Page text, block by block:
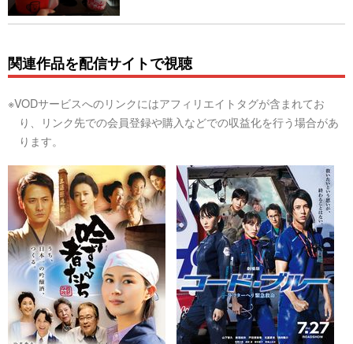
関連作品を配信サイトで視聴
※VODサービスへのリンクにはアフィリエイトタグが含まれてお
り、リンク先での会員登録や購入などでの収益化を行う場合があ
ります。